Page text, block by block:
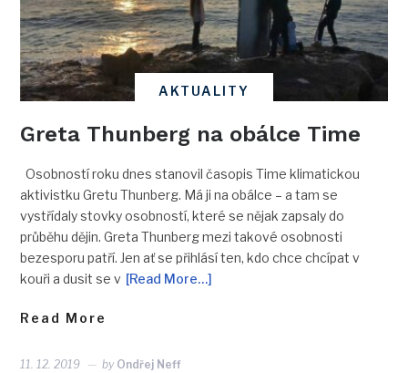
AKTUALITY
Greta Thunberg na obálce Time
Osobností roku dnes stanovil časopis Time klimatickou
aktivistku Gretu Thunberg. Má ji na obálce – a tam se
vystřídaly stovky osobností, které se nějak zapsaly do
průběhu dějin. Greta Thunberg mezi takové osobnosti
bezesporu patří. Jen ať se přihlásí ten, kdo chce chcípat v
kouři a dusit se v [Read More…]
Read More
11. 12. 2019 by Ondřej Neff